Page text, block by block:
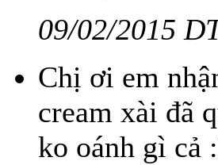
09/02/2015
Chị ơi em
cream xài đã
ko oánh gì cả